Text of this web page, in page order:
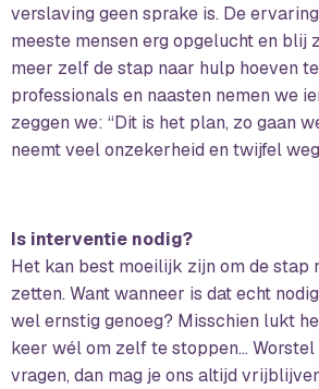
verslaving geen sprake is. De
meeste mensen erg opgelucht en blij
meer zelf de stap naar hulp hoeven
professionals en naasten nemen we
zeggen we: “Dit is het plan, zo gaan
neemt veel onzekerheid en twijfel
Is interventie nodig?
Het kan best moeilijk zijn om de stap
zetten. Want wanneer is dat echt
wel ernstig genoeg? Misschien lukt
keer wél om zelf te stoppen…
vragen, dan mag je ons altijd